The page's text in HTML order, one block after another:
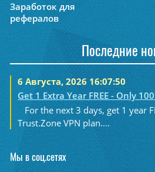
Заработок для
рефералов
Последние
6 Августа, 2026 16:07:50
Get 1 Extra Year FREE - Only
For the next 3 days, get 1 year
Trust.Zone VPN plan....
Мы в соц.сетях